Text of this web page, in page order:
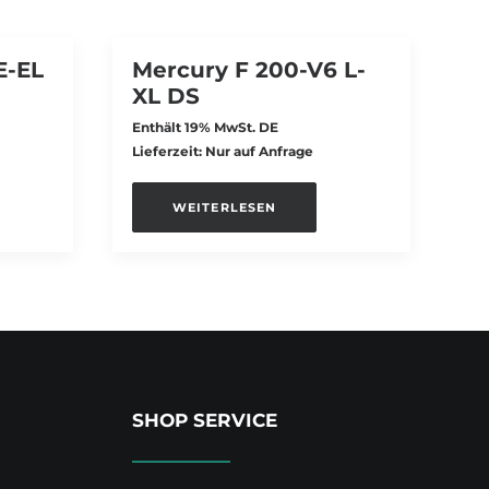
EL
Mercury F 200-V6 L-
XL DS
Enthält 19% MwSt. DE
Lieferzeit: Nur auf Anfrage
WEITERLESEN
SHOP SERVICE